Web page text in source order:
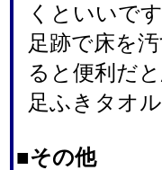
くといいです
足跡で床を
ると便利だ
足ふきタオ
■その他